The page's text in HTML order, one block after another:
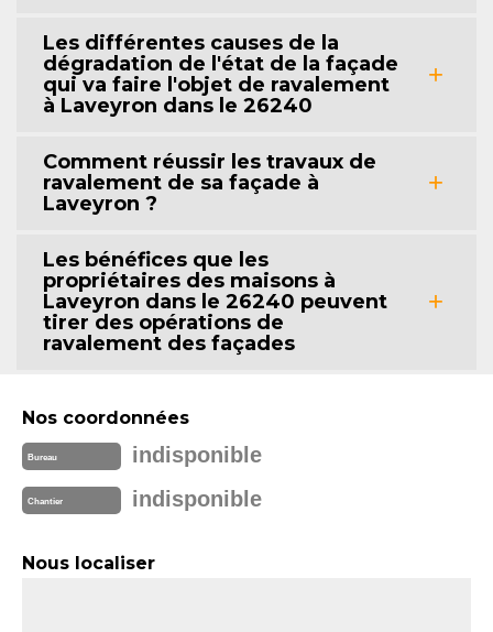
Les différentes causes de la
dégradation de l'état de la façade
qui va faire l'objet de ravalement
à Laveyron dans le 26240
Comment réussir les travaux de
ravalement de sa façade à
Laveyron ?
Les bénéfices que les
propriétaires des maisons à
Laveyron dans le 26240 peuvent
tirer des opérations de
ravalement des façades
Nos coordonnées
Bureau indisponible
Chantier indisponible
Nous localiser